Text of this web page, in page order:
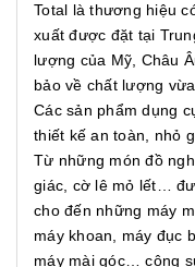
Total là thương hiệu
xuất được đặt tại
lượng của Mỹ, Châu
bảo về chất lượng
Các sản phẩm dụng
thiết kế an toàn, nhỏ
Từ những món đồ
giác, cờ lê mỏ lết…
cho đến những máy
máy khoan, máy đục
máy mài góc… công